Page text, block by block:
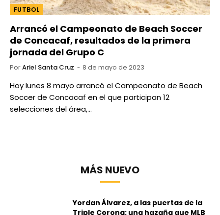
FUTBOL
Arrancó el Campeonato de Beach Soccer
de Concacaf, resultados de la primera
jornada del Grupo C
PorAriel Santa Cruz 8 de mayo de 2023
Hoy lunes 8 mayo arrancó el Campeonato de Beach
Soccer de Concacaf en el que participan 12
selecciones del área,…
MÁS NUEVO
Yordan Álvarez, a las puertas de la
Triple Corona: una hazaña que MLB